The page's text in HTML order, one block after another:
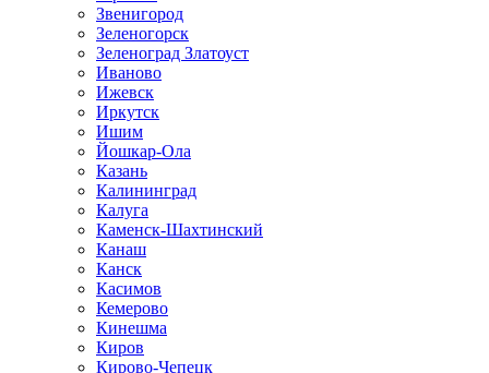
Звенигород
Зеленогорск
Зеленоград Златоуст
Иваново
Ижевск
Иркутск
Ишим
Йошкар-Ола
Казань
Калининград
Калуга
Каменск-Шахтинский
Канаш
Канск
Касимов
Кемерово
Кинешма
Киров
Кирово-Чепецк